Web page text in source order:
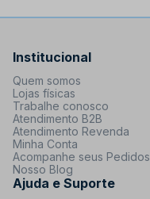
Institucional
Quem somos
Lojas físicas
Trabalhe conosco
Atendimento B2B
Atendimento Revenda
Minha Conta
Acompanhe seus Pedidos
Nosso Blog
Ajuda e Suporte